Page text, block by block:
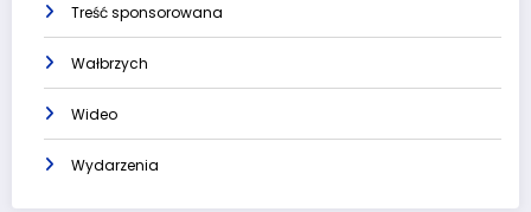
Treść sponsorowana
Wałbrzych
Wideo
Wydarzenia